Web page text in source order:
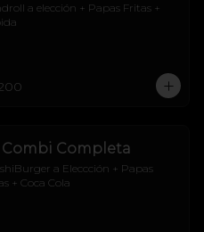
a elección + Papas Fritas +
Combi Completa
a Eleccción + Papas
+ Coca Cola